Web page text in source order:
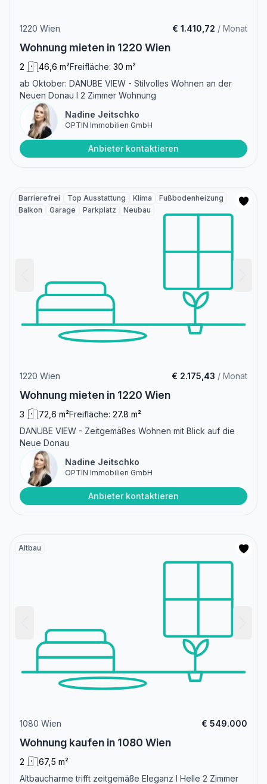
1220 Wien € 1.410,72 / Monat
Wohnung mieten in 1220 Wien
2 46,6 m²Freifläche: 30 m²
ab Oktober: DANUBE VIEW - Stilvolles Wohnen an der
Neuen Donau I 2 Zimmer Wohnung
Nadine Jeitschko
OPTIN Immobilien GmbH
Anbieter kontaktieren
Barrierefrei Top Ausstattung Klima
Fußbodenheizung
Balkon
Garage Parkplatz Neubau
1220 Wien € 2.175,43 / Monat
Wohnung mieten in 1220 Wien
3 72,6 m²Freifläche: 27.8 m²
DANUBE VIEW - Zeitgemäßes Wohnen mit Blick auf die
Neue Donau
Nadine Jeitschko
OPTIN Immobilien GmbH
Anbieter kontaktieren
Altbau
1080 Wien € 549.000
Wohnung kaufen in 1080 Wien
2
67,5 m²
Altbaucharme trifft zeitgemäße Eleganz I Helle 2 Zimmer